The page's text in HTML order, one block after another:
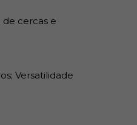
de cercas e
Versatilidade